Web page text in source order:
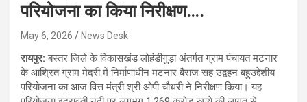
परियोजना का किया निरीक्षण….
May 6, 2026 News Desk
रायपुर:बस्तर जिले के विकासखंड लोहंडीगुड़ा अंतर्गत ग्राम पंचायत मटनार
के आश्रित ग्राम मेदरी में निर्माणाधीन मटनार बैराज सह उद्वहन बहुउद्देशीय
परियोजना का आज वित्त मंत्री श्री ओपी चौधरी ने निरीक्षण किया। यह